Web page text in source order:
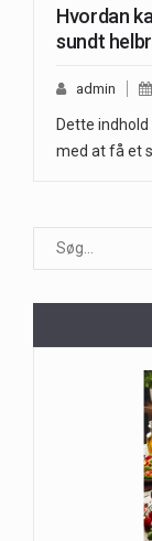
Hvordan
sundt
admin
Dette
med at få et